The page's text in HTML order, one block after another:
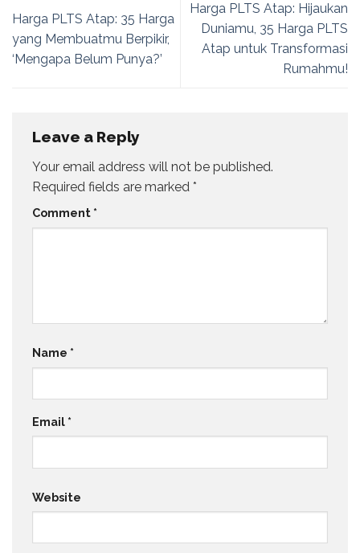
Harga PLTS Atap: 35 Harga
yang Membuatmu Berpikir,
‘Mengapa Belum Punya?’
Harga PLTS Atap: Hijaukan
Duniamu, 35 Harga PLTS
Atap untuk Transformasi
Rumahmu!
Leave a Reply
Your email address will not be published.
Required fields are marked *
Comment *
Name *
Email *
Website